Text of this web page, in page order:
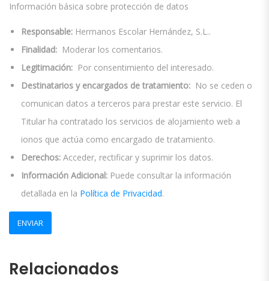
Información básica sobre protección de datos
Responsable: Hermanos Escolar Hernández, S.L..
Finalidad: Moderar los comentarios.
Legitimación: Por consentimiento del interesado.
Destinatarios y encargados de tratamiento: No se ceden o
comunican datos a terceros para prestar este servicio. El
Titular ha contratado los servicios de alojamiento web a
ionos que actúa como encargado de tratamiento.
Derechos: Acceder, rectificar y suprimir los datos.
Información Adicional: Puede consultar la información
detallada en la Política de Privacidad.
Relacionados